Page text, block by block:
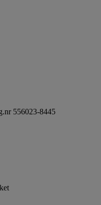
556023-8445